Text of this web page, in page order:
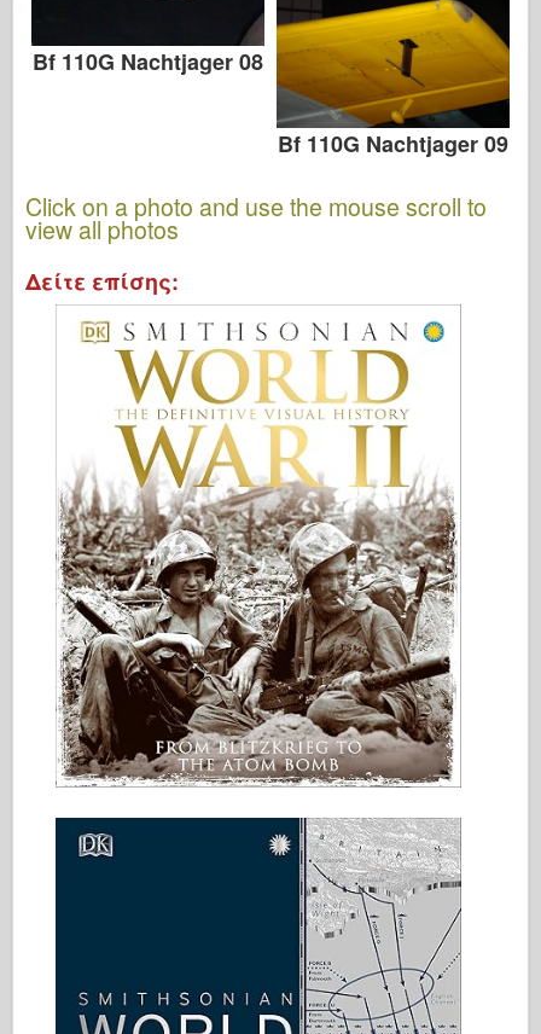
Bf 110G Nachtjager 08
Bf 110G Nachtjager 09
Click on a photo and use the mouse scroll to
view all photos
Δείτε επίσης: